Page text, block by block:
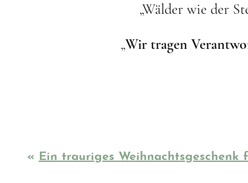
„Wälder wie der
„Wir tragen
« Ein trauriges Weihnachtsgeschenk